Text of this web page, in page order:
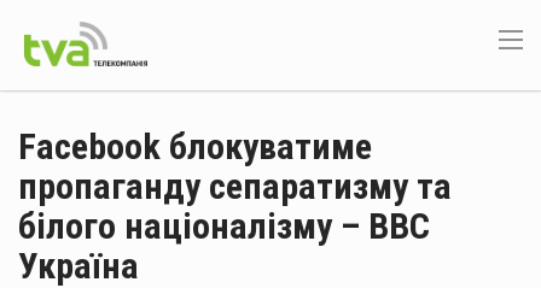
Facebook блокуватиме
пропаганду сепаратизму та
білого націоналізму – ВВС
Україна